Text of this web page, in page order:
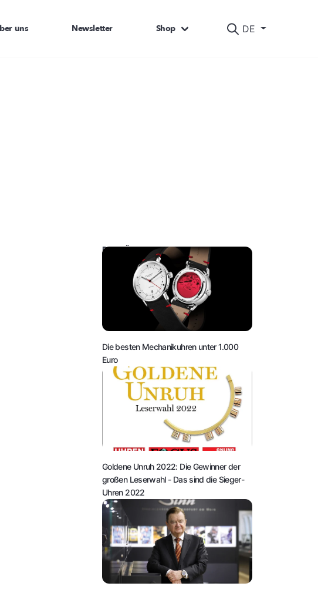
DE
uns Newsletter Shop
DAS KÖNNTE SIE AUCH INTERESSIEREN:
Die besten Mechanikuhren unter 1.000
Euro
Goldene Unruh 2022: Die Gewinner der
großen Leserwahl - Das sind die Sieger-
Uhren 2022